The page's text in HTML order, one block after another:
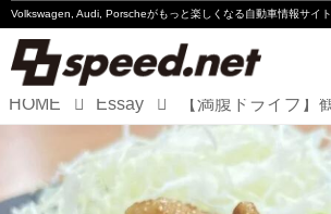
Volkswagen, Audi, Porscheがもっと楽しくなる自動車情報サイト
Volkswagen
Audi
HOME Essay